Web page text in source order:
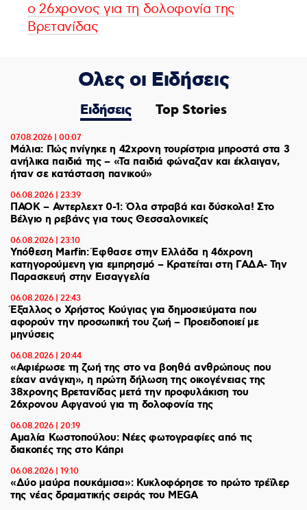
ο 26χρονος για τη δολοφονία της
Βρετανίδας
Ολες οι Ειδήσεις
Ειδήσεις Top Stories
07.08.2026 | 00:07
Μάλια: Πώς πνίγηκε η 42χρονη τουρίστρια μπροστά στα 3
ανήλικα παιδιά της – «Τα παιδιά φώναζαν και έκλαιγαν,
ήταν σε κατάσταση πανικού»
06.08.2026 | 23:39
ΠΑΟΚ – Αντερλεχτ 0-1: Όλα στραβά και δύσκολα! Στο
Βέλγιο η ρεβάνς για τους Θεσσαλονικείς
06.08.2026 | 23:10
Υπόθεση Marfin: Έφθασε στην Ελλάδα η 46χρονη
κατηγορούμενη για εμπρησμό – Κρατείται στη ΓΑΔΑ- Την
Παρασκευή στην Εισαγγελία
06.08.2026 | 22:43
Έξαλλος ο Χρήστος Κούγιας για δημοσιεύματα που
αφορούν την προσωπική του ζωή – Προειδοποιεί με
μηνύσεις
06.08.2026 | 20:44
«Αφιέρωσε τη ζωή της στο να βοηθά ανθρώπους που
είχαν ανάγκη», η πρώτη δήλωση της οικογένειας της
38χρονης Βρετανίδας μετά την προφυλάκιση του
26χρονου Αφγανού για τη δολοφονία της
06.08.2026 | 20:19
Αμαλία Κωστοπούλου: Νέες φωτογραφίες από τις
διακοπές της στο Κάπρι
06.08.2026 | 19:10
«Δύο μαύρα πουκάμισα»: Κυκλοφόρησε το πρώτο τρέϊλερ
της νέας δραματικής σειράς του MEGA